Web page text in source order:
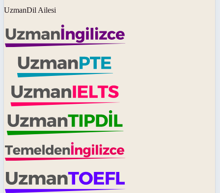
UzmanDil Ailesi